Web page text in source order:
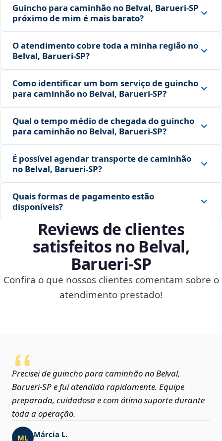
Guincho para caminhão no Belval, Barueri‑SP
próximo de mim é mais barato?
O atendimento cobre toda a minha região no
Belval, Barueri‑SP?
Como identificar um bom serviço de guincho
para caminhão no Belval, Barueri‑SP?
Qual o tempo médio de chegada do guincho
para caminhão no Belval, Barueri‑SP?
É possível agendar transporte de caminhão
no Belval, Barueri‑SP?
Quais formas de pagamento estão
disponíveis?
Reviews de clientes
satisfeitos no Belval,
Barueri‑SP
Confira o que nossos clientes comentam sobre o
atendimento prestado!
Precisei de guincho para caminhão no Belval,
Barueri‑SP e fui atendida rapidamente. Equipe
preparada, cuidadosa e com ótimo suporte durante
toda a operação.
ML Márcia L.